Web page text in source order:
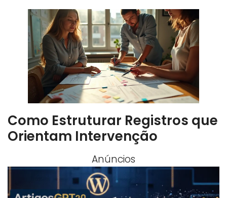
Como Estruturar Registros que
Orientam Intervenção
Anúncios